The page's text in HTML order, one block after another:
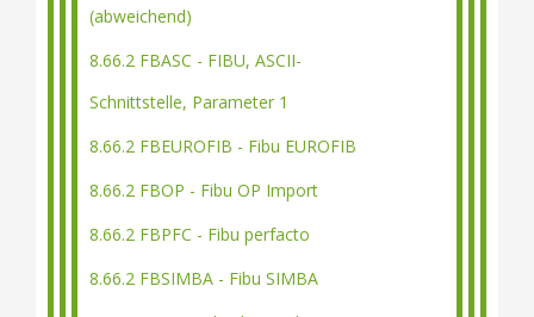
(abweichend)
8.66.2 FBASC - FIBU, ASCII-
Schnittstelle, Parameter 1
8.66.2 FBEUROFIB - Fibu EUROFIB
8.66.2 FBOP - Fibu OP Import
8.66.2 FBPFC - Fibu perfacto
8.66.2 FBSIMBA - Fibu SIMBA